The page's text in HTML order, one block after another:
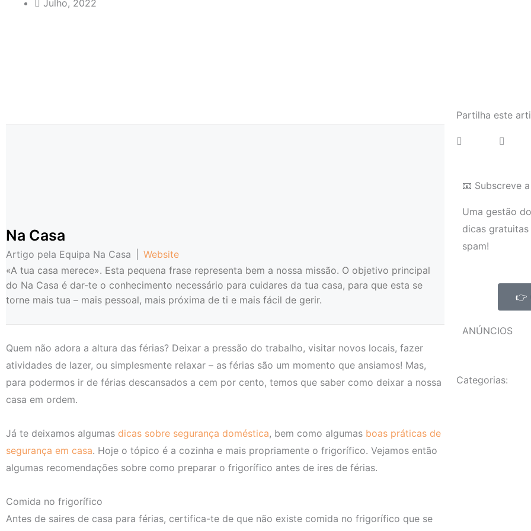
Julho, 2022
Na Casa
Artigo pela Equipa Na Casa
Website
«A tua casa merece». Esta pequena frase representa bem a nossa missão. O objetivo principal
do Na Casa é dar-te o conhecimento necessário para cuidares da tua casa, para que esta se
torne mais tua – mais pessoal, mais próxima de ti e mais fácil de gerir.
Quem não adora a altura das férias? Deixar a pressão do trabalho, visitar novos locais, fazer
atividades de lazer, ou simplesmente relaxar – as férias são um momento que ansiamos! Mas,
para podermos ir de férias descansados a cem por cento, temos que saber como deixar a nossa
casa em ordem.
Já te deixamos algumas dicas sobre segurança doméstica, bem como algumas boas práticas de
segurança em casa. Hoje o tópico é a cozinha e mais propriamente o frigorífico. Vejamos então
algumas recomendações sobre como preparar o frigorífico antes de ires de férias.
Comida no frigorífico
Antes de saires de casa para férias, certifica-te de que não existe comida no frigorífico que se
Partilha este
📧 Subscreve
Uma gestão
dicas
spam!
👉
ANÚNCIOS
Categorias: